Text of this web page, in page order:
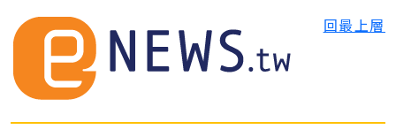
回最上層